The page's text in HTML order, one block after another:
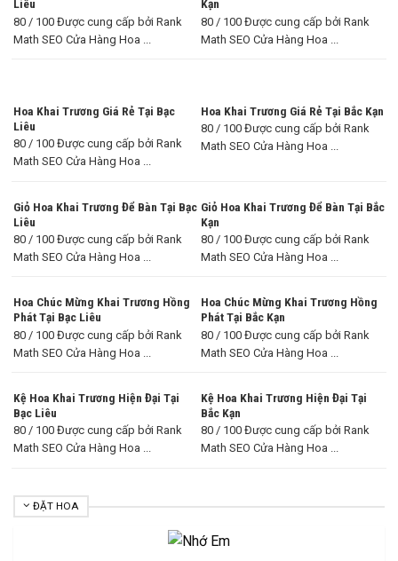
Liêu
80 / 100 Được cung cấp bởi Rank
Math SEO Cửa Hàng Hoa ...
Kạn
80 / 100 Được cung cấp bởi Rank
Math SEO Cửa Hàng Hoa ...
Hoa Khai Trương Giá Rẻ Tại Bạc
Liêu
80 / 100 Được cung cấp bởi Rank
Math SEO Cửa Hàng Hoa ...
Hoa Khai Trương Giá Rẻ Tại Bắc Kạn
80 / 100 Được cung cấp bởi Rank
Math SEO Cửa Hàng Hoa ...
Giỏ Hoa Khai Trương Để Bàn Tại Bạc
Liêu
80 / 100 Được cung cấp bởi Rank
Math SEO Cửa Hàng Hoa ...
Giỏ Hoa Khai Trương Để Bàn Tại Bắc
Kạn
80 / 100 Được cung cấp bởi Rank
Math SEO Cửa Hàng Hoa ...
Hoa Chúc Mừng Khai Trương Hồng
Phát Tại Bạc Liêu
80 / 100 Được cung cấp bởi Rank
Math SEO Cửa Hàng Hoa ...
Hoa Chúc Mừng Khai Trương Hồng
Phát Tại Bắc Kạn
80 / 100 Được cung cấp bởi Rank
Math SEO Cửa Hàng Hoa ...
Kệ Hoa Khai Trương Hiện Đại Tại
Bạc Liêu
80 / 100 Được cung cấp bởi Rank
Math SEO Cửa Hàng Hoa ...
Kệ Hoa Khai Trương Hiện Đại Tại
Bắc Kạn
80 / 100 Được cung cấp bởi Rank
Math SEO Cửa Hàng Hoa ...
ĐẶT HOA